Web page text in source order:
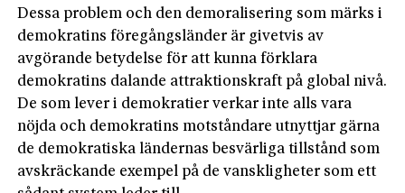
Dessa problem och den demoralisering som märks i
demokratins föregångsländer är givetvis av
avgörande betydelse för att kunna förklara
demokratins dalande attraktionskraft på global nivå.
De som lever i demokratier verkar inte alls vara
nöjda och demokratins motståndare utnyttjar gärna
de demokratiska ländernas besvärliga tillstånd som
avskräckande exempel på de vanskligheter som ett